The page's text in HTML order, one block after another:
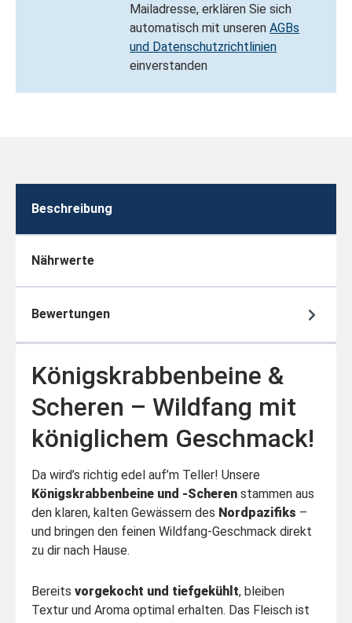
Mailadresse, erklären Sie sich
automatisch mit unserenAGBs
und Datenschutzrichtlinien
einverstanden
Beschreibung
Nährwerte
Bewertungen
Königskrabbenbeine &
Scheren – Wildfang mit
königlichem Geschmack!
Da wird’s richtig edel auf’m Teller! Unsere
Königskrabbenbeine und -Scheren stammen aus
den klaren, kalten Gewässern des Nordpazifiks –
und bringen den feinen Wildfang-Geschmack direkt
zu dir nach Hause.
Bereits vorgekocht und tiefgekühlt, bleiben
Textur und Aroma optimal erhalten. Das Fleisch ist